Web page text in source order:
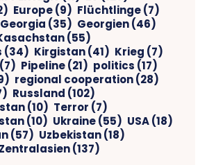
Europe(9) Flüchtlinge(7)
Georgia (35) Georgien(46)
(55)
(34) Kirgistan(41) Krieg (7)
(7) Pipeline(21) politics (17)
regional cooperation(28)
Russland (102)
(10) Terror (7)
(10) Ukraine(55) USA(18)
(57) Uzbekistan(18)
Zentralasien(137)